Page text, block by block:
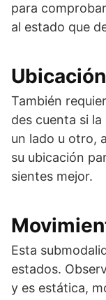
para
al estado que
También
des cuenta si
un lado u otro,
su ubicación
sientes mejor.
Esta
estados.
y es estática,